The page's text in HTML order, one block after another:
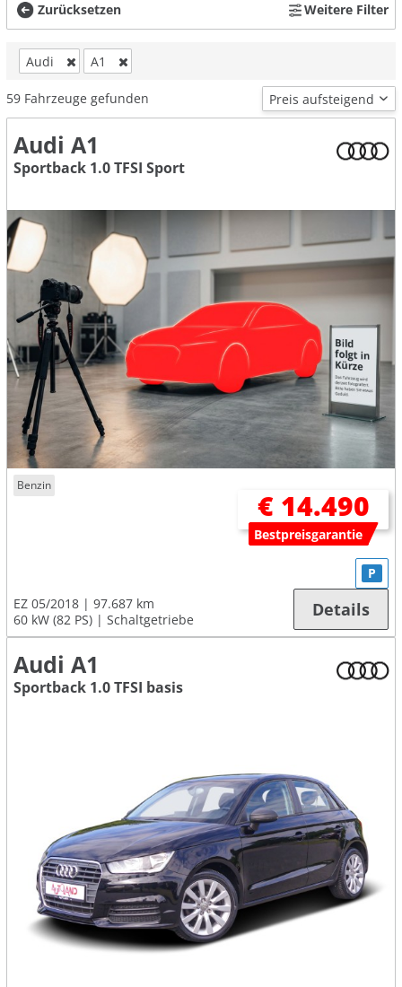
Zurücksetzen Weitere Filter
Audi A1
59 Fahrzeuge gefunden
Audi A1
Sportback 1.0 TFSI Sport
Benzin
€ 14.490
Bestpreisgarantie
EZ 05/2018
97.687 km
60 kW (82 PS)
Schaltgetriebe
P
Details
Audi A1
Sportback 1.0 TFSI basis